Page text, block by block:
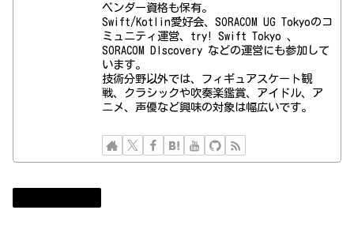
ベンダー資格も保有。
Swift/Kotlin愛好会、SORACOM UG Tokyoのコ
ミュニティ運営、try! Swift Tokyo 、
SORACOM DIscovery などの運営にも参加して
います。
技術分野以外では、フィギュアスケート観
戦、クラシックや吹奏楽鑑賞、アイドル、ア
ニメ、声優など興味の対象は幅広いです。